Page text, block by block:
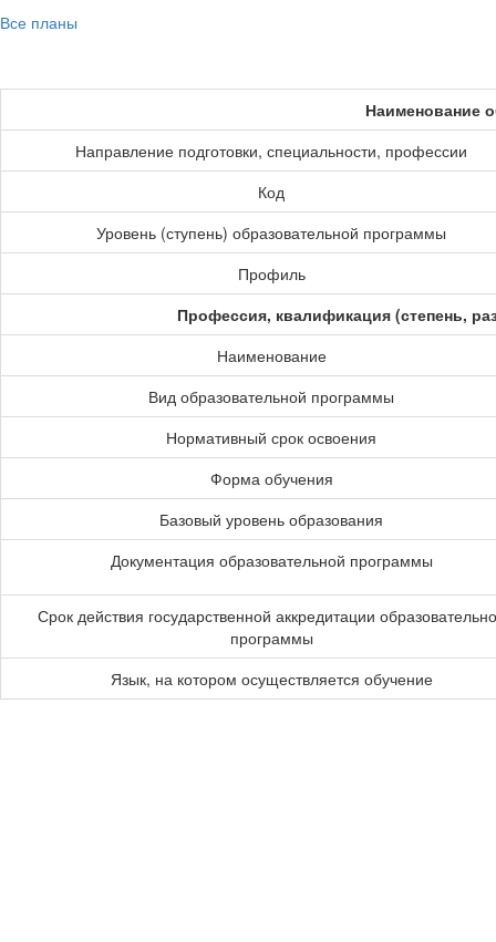
Все планы
Наименование
Направление подготовки, специальности, профессии
Код
Уровень (ступень) образовательной программы
Профиль
Профессия, квалификация (степень,
Наименование
Вид образовательной программы
Нормативный срок освоения
Форма обучения
Базовый уровень образования
Документация образовательной программы
Срок действия государственной аккредитации
программы
Язык, на котором осуществляется обучение